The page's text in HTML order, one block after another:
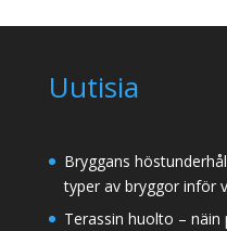
Uutisia
Bryggans
typer av bryggor inför
Terassin huolto – näin